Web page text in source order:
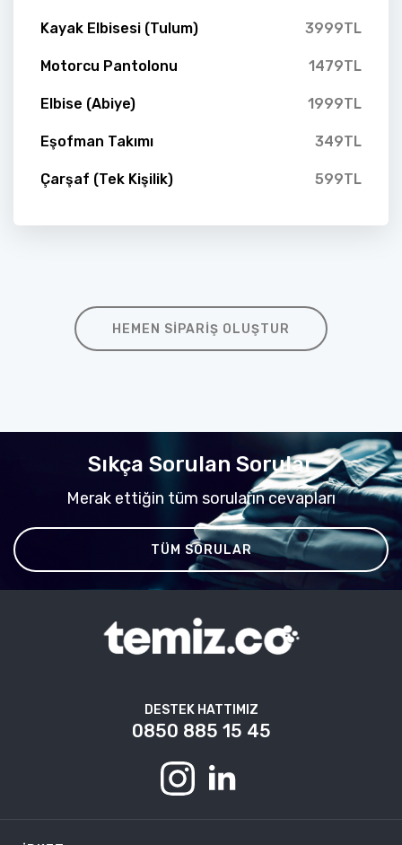
Kayak Elbisesi (Tulum) 3999TL
Motorcu Pantolonu 1479TL
Elbise (Abiye) 1999TL
Eşofman Takımı 349TL
Çarşaf (Tek Kişilik) 599TL
HEMEN SIPARIŞ OLUŞTUR
Sıkça Sorulan Sorular
Merak ettiğin tüm soruların cevapları
TÜM SORULAR
DESTEK HATTIMIZ
0850 885 15 45